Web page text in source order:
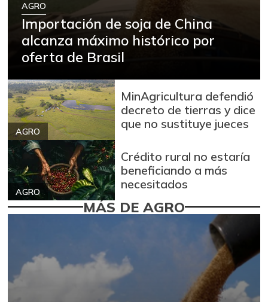
AGRO
Importación de soja de China
alcanza máximo histórico por
oferta de Brasil
AGRO
MinAgricultura defendió
decreto de tierras y dice
que no sustituye jueces
AGRO
Crédito rural no estaría
beneficiando a más
necesitados
MÁS DE AGRO